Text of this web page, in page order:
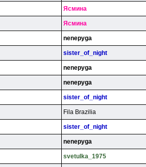
Яcминa
Яcминa
nenepyga
sister_of_night
nenepyga
nenepyga
sister_of_night
Fila Brazilia
sister_of_night
nenepyga
svetulka_1975